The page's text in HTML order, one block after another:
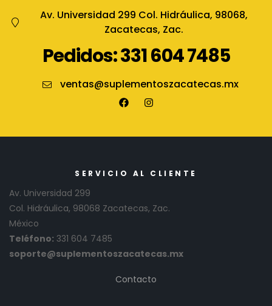
Av. Universidad 299 Col. Hidráulica, 98068,
Zacatecas, Zac.
Pedidos: 331 604 7485
ventas@suplementoszacatecas.mx
SERVICIO AL CLIENTE
Av. Universidad 299
Col. Hidráulica, 98068 Zacatecas, Zac.
México
Teléfono: 331 604 7485
soporte@suplementoszacatecas.mx
Contacto